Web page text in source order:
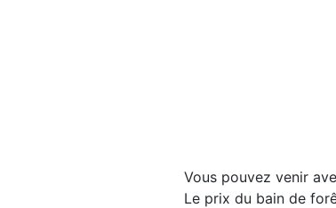
Vous pouvez venir
Le prix du bain de